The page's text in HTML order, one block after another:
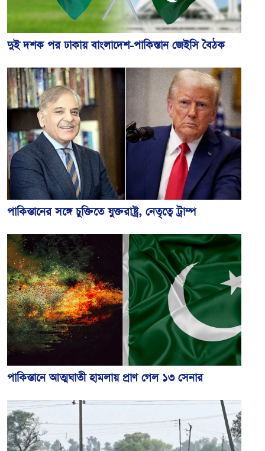
দুই দশক পর ঢাকায় বাংলাদেশ-পাকিস্তান জেইসি বৈঠক
পাকিস্তানের সঙ্গে চুক্তিতে যুক্তরাষ্ট্র, নেতৃত্বে ট্রাম্প
পাকিস্তানে আত্মঘাতী হামলায় প্রাণ গেল ১৩ সেনার